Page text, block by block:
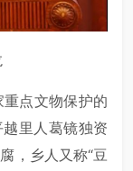
点文物保护的
里人葛镜独资
，乡人又称“豆